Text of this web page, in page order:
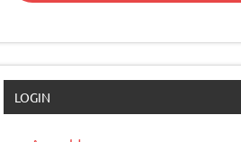
LOGIN